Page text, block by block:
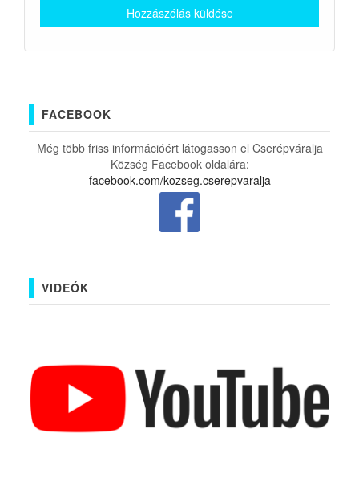
FACEBOOK
Még több friss információért látogasson el Cserépváralja
Község Facebook oldalára:
facebook.com/kozseg.cserepvaralja
VIDEÓK